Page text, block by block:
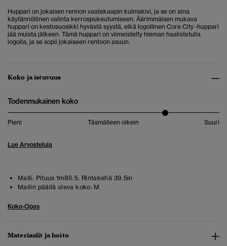
Huppari on jokaisen rennon vaatekaapin kulmakivi, ja se on aina
käytännöllinen valinta kerrospukeutumiseen. Äärimmäisen mukava
huppari on kestosuosikki hyvästä syystä, eikä logollinen Core City -huppari
jää muista jälkeen. Tämä huppari on viimeistelty hieman haalistetulla
logolla, ja se sopii jokaiseen rentoon asuun.
Koko ja istuvuus
Todenmukainen koko
Pieni Täsmälleen oikein Suuri
Lue Arvosteluja
Malli: Pituus 1m86.5. Rintakehä 39.5in
Mallin päällä oleva koko: M
Koko-Opas
Materiaalit ja hoito